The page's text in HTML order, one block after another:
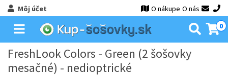
Môj účet O nákupe O nás
0
FreshLook Colors - Green (2 šošovky
mesačné) - nedioptrické